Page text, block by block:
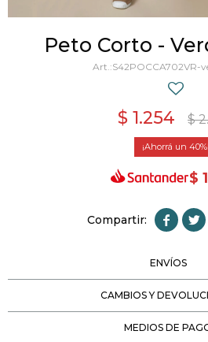
Peto Corto -
S42POCCA702VR-
$ 1.254 $
40
$
 
ENVÍOS
CAMBIOS Y
MEDIOS DE